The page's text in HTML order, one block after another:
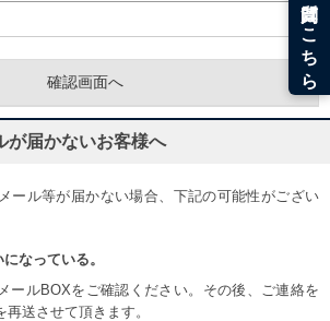
届かないお客様へ
ール等が届かない場合、下記の可能性がござい
なっている。
ールBOXをご確認ください。その後、ご連絡を
送させて頂きます。